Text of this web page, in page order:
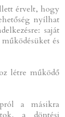
érvelt, hogy
nyílhat
saját
és
létre működő
a másikra